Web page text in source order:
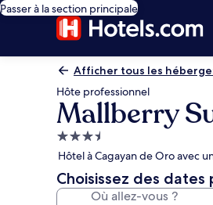
Passer à la section principale
Afficher tous les
Hôte professionnel
Mallberry
Hébergement
3.5 étoiles
Hôtel à Cagayan de Oro avec
Choisissez des dates
Où allez-vous ?